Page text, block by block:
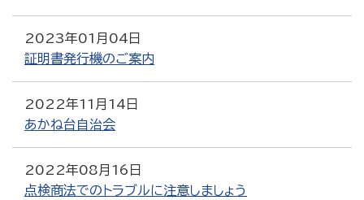
2023年01月04日
証明書発行機のご案内
2022年11月14日
あかね台自治会
2022年08月16日
点検商法でのトラブルに注意しましょう